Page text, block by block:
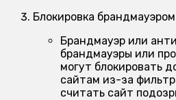
Блокировка
Брандмауэр или
брандмауэры или
могут блокировать
сайтам из-за
считать сайт